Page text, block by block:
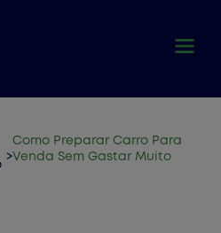
>
Como Preparar Carro Para
Venda Sem Gastar Muito